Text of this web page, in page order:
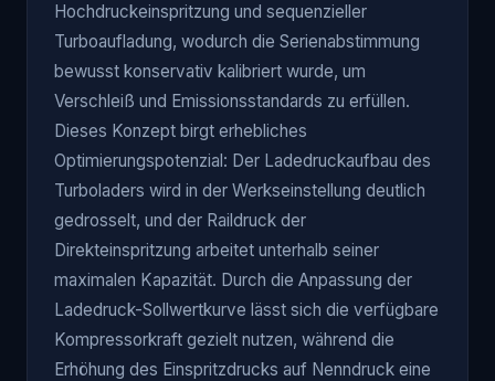
Hochdruckeinspritzung und sequenzieller
Turboaufladung, wodurch die Serienabstimmung
bewusst konservativ kalibriert wurde, um
Verschleiß und Emissionsstandards zu erfüllen.
Dieses Konzept birgt erhebliches
Optimierungspotenzial: Der Ladedruckaufbau des
Turboladers wird in der Werkseinstellung deutlich
gedrosselt, und der Raildruck der
Direkteinspritzung arbeitet unterhalb seiner
maximalen Kapazität. Durch die Anpassung der
Ladedruck-Sollwertkurve lässt sich die verfügbare
Kompressorkraft gezielt nutzen, während die
Erhöhung des Einspritzdrucks auf Nenndruck eine